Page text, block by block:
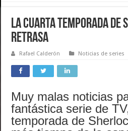
La cuarta temporada de
retrasa
Rafael Calderón Noticias de series
Muy malas noticias
fantástica serie de
temporada de